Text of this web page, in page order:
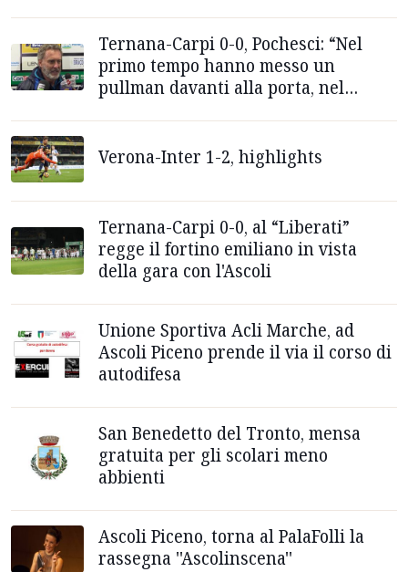
Ternana-Carpi 0-0, Pochesci: “Nel
primo tempo hanno messo un
pullman davanti alla porta, nel
Verona-Inter 1-2, highlights
Ternana-Carpi 0-0, al “Liberati”
regge il fortino emiliano in vista
della gara con l'Ascoli
Unione Sportiva Acli Marche, ad
Ascoli Piceno prende il via il corso di
autodifesa
San Benedetto del Tronto, mensa
gratuita per gli scolari meno
abbienti
Ascoli Piceno, torna al PalaFolli la
rassegna ''Ascolinscena''